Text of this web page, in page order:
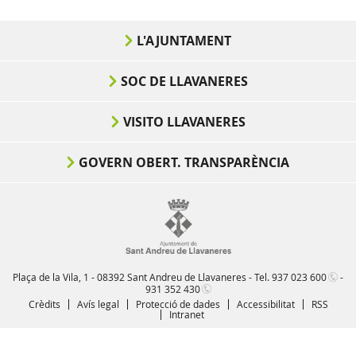
L'AJUNTAMENT
SOC DE LLAVANERES
VISITO LLAVANERES
GOVERN OBERT. TRANSPARÈNCIA
Plaça de la Vila, 1 - 08392 Sant Andreu de Llavaneres - Tel.937 023 600
-
931 352 430
Crèdits
Avís legal Protecció de dades Accessibilitat
RSS
Intranet